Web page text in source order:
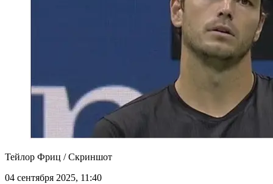
Тейлор Фриц / Скриншот
04 сентября 2025, 11:40